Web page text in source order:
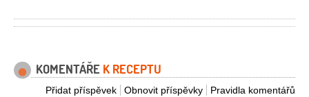
KOMENTÁŘE K RECEPTU
Pravidla komentářů
Obnovit příspěvky
Přidat příspěvek